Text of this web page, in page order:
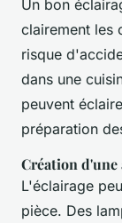
Un bon
clairement les
risque
dans une
peuvent
préparation
Création d'une
L'éclairage
pièce. Des